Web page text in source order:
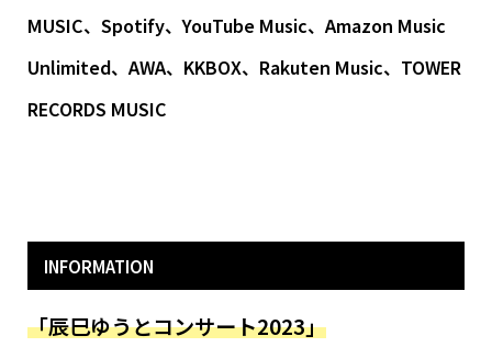
MUSIC、Spotify、YouTube Music、Amazon Music
Unlimited、AWA、KKBOX、Rakuten Music、TOWER
RECORDS MUSIC
INFORMATION
「辰巳ゆうとコンサート2023」